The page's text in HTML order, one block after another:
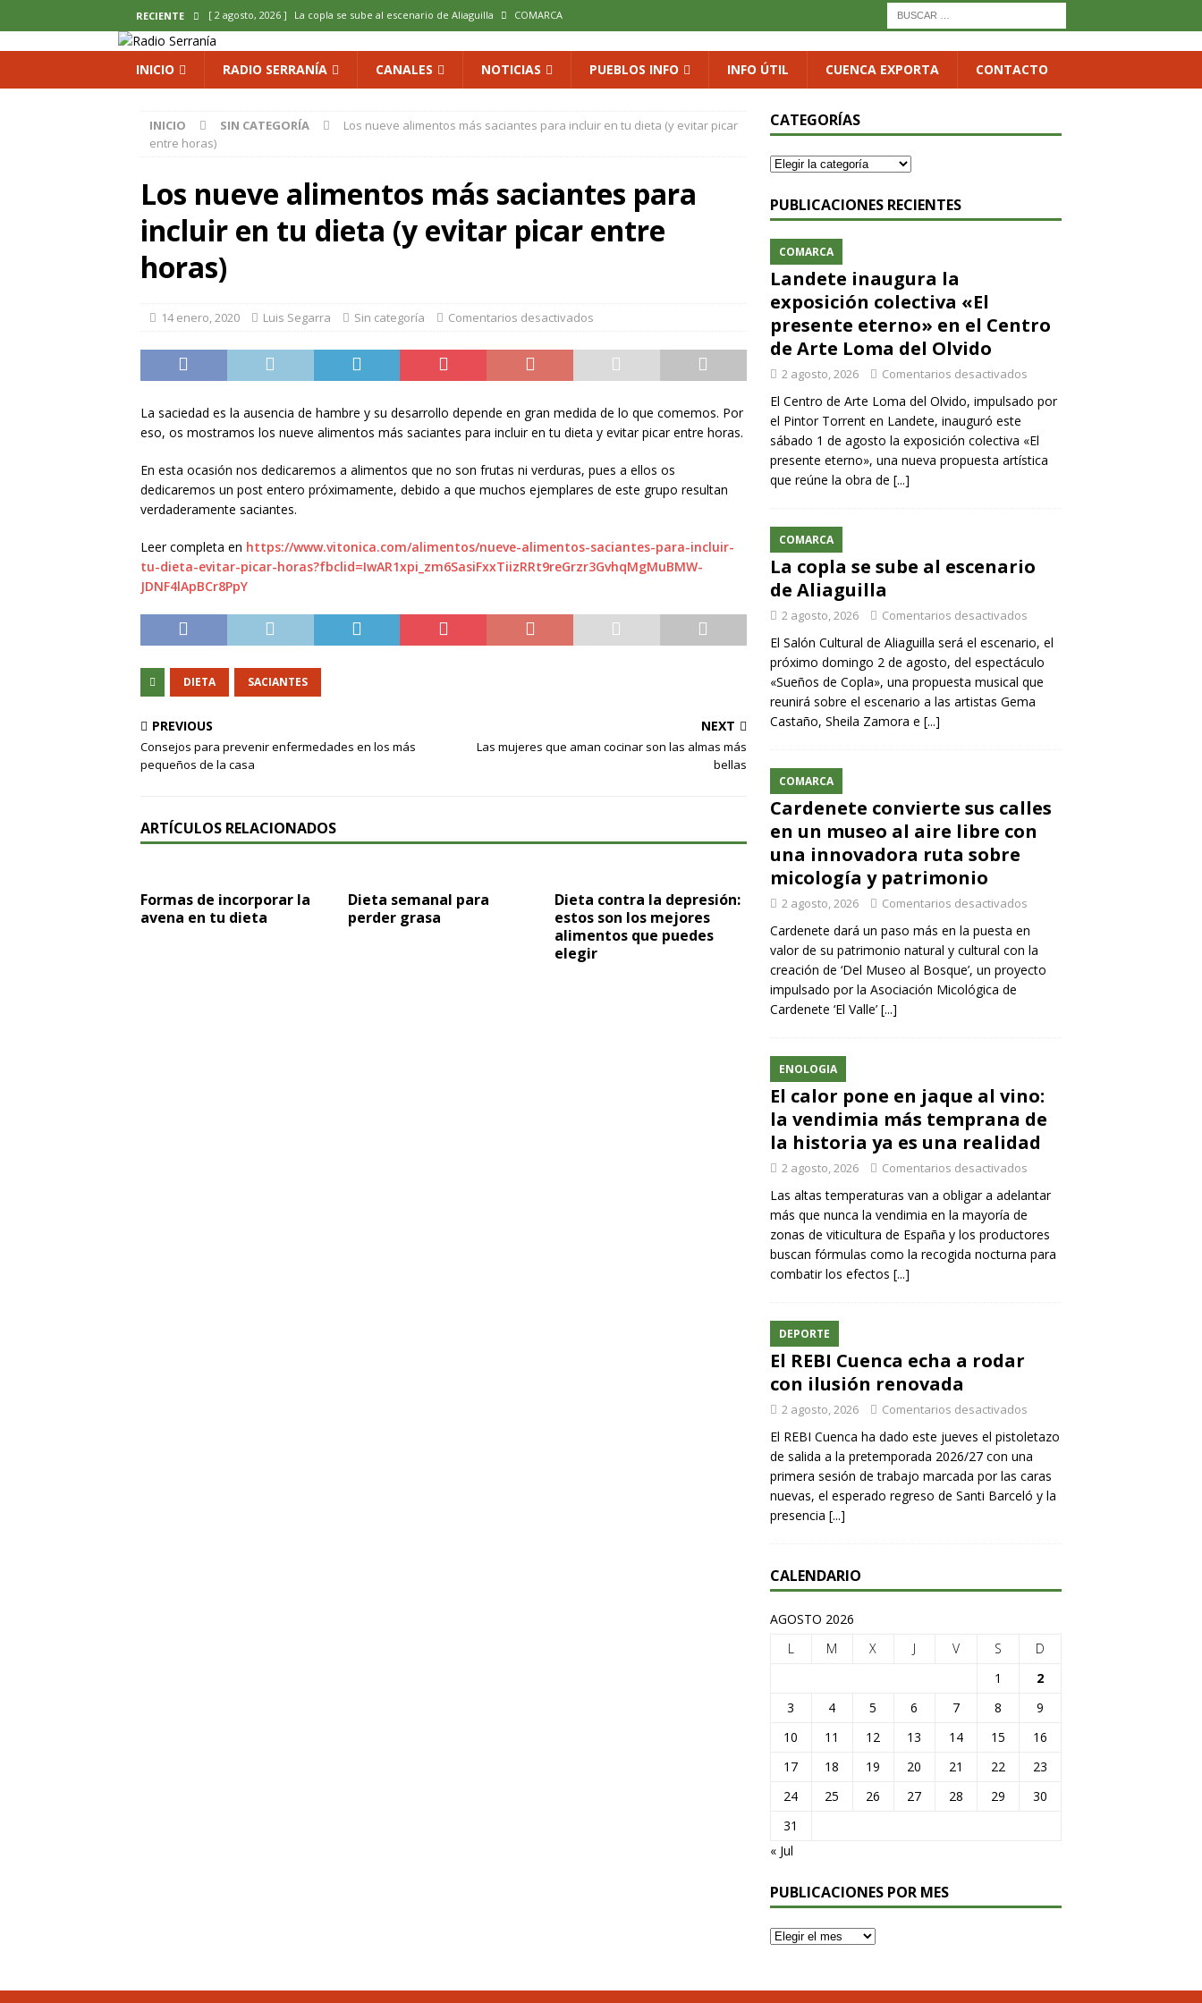
RECIENTE [ 2 agosto, 2026 ] La copla se sube al escenario de Aliaguilla COMARCA
[ 2 agosto, 2026 ]
micología y patrimonio COMARCA
[ 2 agosto, 2026 ] Landete inaugura la exposición colectiva «El presente eterno» en el Centro de Arte Loma
del Olvido COMARCA
INICIO RADIO SERRANÍA CANALES NOTICIAS PUEBLOS INFO INFO ÚTIL CUENCA EXPORTA CONTACTO
INICIO SIN CATEGORÍA
Los nueve alimentos más saciantes para incluir en tu dieta (y evitar picar
entre horas)
Los nueve alimentos más saciantes para
incluir en tu dieta (y evitar picar entre
horas)
14 enero, 2020 Luis Segarra Sin categoría Comentarios desactivados
La saciedad es la ausencia de hambre y su desarrollo depende en gran medida de lo que comemos. Por
eso, os mostramos los nueve alimentos más saciantes para incluir en tu dieta y evitar picar entre horas.
En esta ocasión nos dedicaremos a alimentos que no son frutas ni verduras, pues a ellos os
dedicaremos un post entero próximamente, debido a que muchos ejemplares de este grupo resultan
verdaderamente saciantes.
Leer completa en https://www.vitonica.com/alimentos/nueve-alimentos-saciantes-para-incluir-
tu-dieta-evitar-picar-horas?fbclid=IwAR1xpi_zm6SasiFxxTiizRRt9reGrzr3GvhqMgMuBMW-
JDNF4lApBCr8PpY
DIETA SACIANTES
PREVIOUS
Consejos para prevenir enfermedades en los más
pequeños de la casa
NEXT
Las mujeres que aman cocinar son las almas más
bellas
ARTÍCULOS RELACIONADOS
Formas de incorporar la
avena en tu dieta
Dieta semanal para
perder grasa
Dieta contra la depresión:
estos son los mejores
alimentos que puedes
elegir
CATEGORÍAS
PUBLICACIONES RECIENTES
COMARCA
Landete inaugura la
exposición colectiva «El
presente eterno» en el Centro
de Arte Loma del Olvido
2 agosto, 2026 Comentarios desactivados
El Centro de Arte Loma del Olvido, impulsado por
el Pintor Torrent en Landete, inauguró este
sábado 1 de agosto la exposición colectiva «El
presente eterno», una nueva propuesta artística
que reúne la obra de [...]
COMARCA
La copla se sube al escenario
de Aliaguilla
2 agosto, 2026 Comentarios desactivados
El Salón Cultural de Aliaguilla será el escenario, el
próximo domingo 2 de agosto, del espectáculo
«Sueños de Copla», una propuesta musical que
reunirá sobre el escenario a las artistas Gema
Castaño, Sheila Zamora e [...]
COMARCA
Cardenete convierte sus calles
en un museo al aire libre con
una innovadora ruta sobre
micología y patrimonio
2 agosto, 2026 Comentarios desactivados
Cardenete dará un paso más en la puesta en
valor de su patrimonio natural y cultural con la
creación de ‘Del Museo al Bosque’, un proyecto
impulsado por la Asociación Micológica de
Cardenete ‘El Valle’ [...]
ENOLOGIA
El calor pone en jaque al vino:
la vendimia más temprana de
la historia ya es una realidad
2 agosto, 2026 Comentarios desactivados
Las altas temperaturas van a obligar a adelantar
más que nunca la vendimia en la mayoría de
zonas de viticultura de España y los productores
buscan fórmulas como la recogida nocturna para
combatir los efectos [...]
DEPORTE
El REBI Cuenca echa a rodar
con ilusión renovada
2 agosto, 2026 Comentarios desactivados
El REBI Cuenca ha dado este jueves el pistoletazo
de salida a la pretemporada 2026/27 con una
primera sesión de trabajo marcada por las caras
nuevas, el esperado regreso de Santi Barceló y la
presencia [...]
CALENDARIO
AGOSTO 2026
L
M X J V S
D
1
2
3
4 5 6 7 8
9
10
11 12 13 14 15
16
17
18 19 20 21 22
23
24
25 26 27 28 29
30
31
« Jul
PUBLICACIONES POR MES